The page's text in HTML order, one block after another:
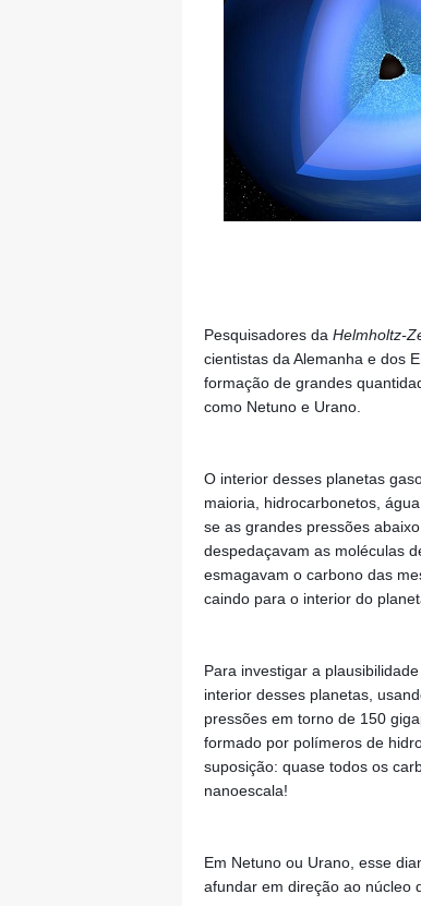
Pesquisadores da Helmholtz-
cientistas da Alemanha e dos
formação de grandes
como Netuno e Urano.
O interior desses planetas
maioria, hidrocarbonetos,
se as grandes pressões
despedaçavam as moléculas
esmagavam o carbono das
caindo para o interior do
Para investigar a
interior desses planetas,
pressões em torno de 150
formado por polímeros de
suposição: quase todos os
nanoescala!
Em Netuno ou Urano, esse
afundar em direção ao núcleo